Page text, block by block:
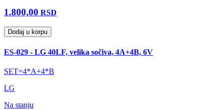
1.800,00 RSD
Dodaj u korpu
ES-029 - LG 40LF, velika sočiva, 4A+4B, 6V
SET=4*A+4*B
LG
Na stanju